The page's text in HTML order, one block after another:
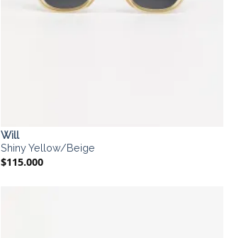
Will
Shiny Yellow/Beige
$115.000